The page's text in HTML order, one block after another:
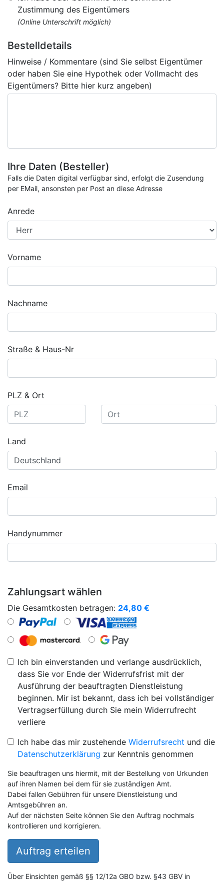
Zustimmung des Eigentümers
(Online Unterschrift möglich)
Bestelldetails
Hinweise / Kommentare (sind Sie selbst Eigentümer
oder haben Sie eine Hypothek oder Vollmacht des
Eigentümers? Bitte hier kurz angeben)
Ihre Daten (Besteller)
Falls die Daten digital verfügbar sind, erfolgt die Zusendung
per EMail, ansonsten per Post an diese Adresse
Anrede
Vorname
Nachname
Straße & Haus-Nr
PLZ & Ort
Land
Email
Handynummer
Zahlungsart wählen
Die Gesamtkosten betragen: 24,80 €
Ich bin einverstanden und verlange ausdrücklich,
dass Sie vor Ende der Widerrufsfrist mit der
Ausführung der beauftragten Dienstleistung
beginnen. Mir ist bekannt, dass ich bei vollständiger
Vertragserfüllung durch Sie mein Widerrufrecht
verliere
Ich habe das mir zustehende Widerrufsrecht und die
Datenschutzerklärung zur Kenntnis genommen
Sie beauftragen uns hiermit, mit der Bestellung von Urkunden
auf ihren Namen bei dem für sie zuständigen Amt.
Dabei fallen Gebühren für unsere Dienstleistung und
Amtsgebühren an.
Auf der nächsten Seite können Sie den Auftrag nochmals
kontrollieren und korrigieren.
Auftrag erteilen
Über Einsichten gemäß §§ 12/12a GBO bzw. §43 GBV in